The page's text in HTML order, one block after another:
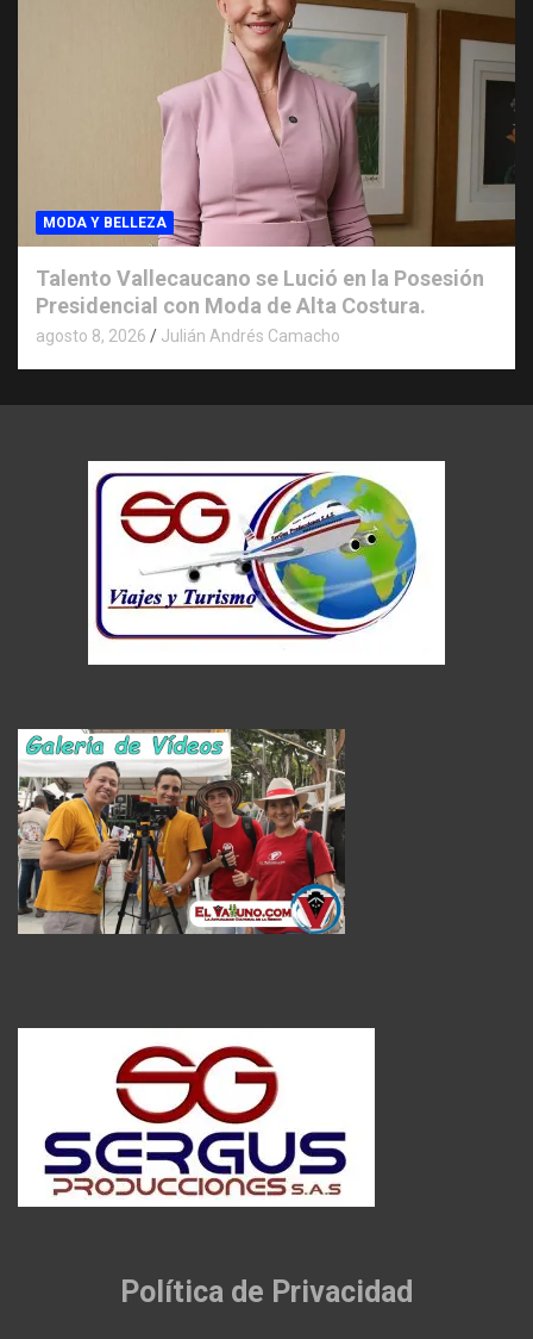
MODA Y BELLEZA
Talento Vallecaucano se Lució en la Posesión
Presidencial con Moda de Alta Costura.
agosto 8, 2026 Julián Andrés Camacho
Política de Privacidad